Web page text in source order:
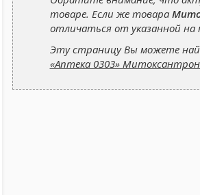
товаре. Если же товара
отличаться от указанной на
Эту страницу Вы можете
«Аптека 0303»